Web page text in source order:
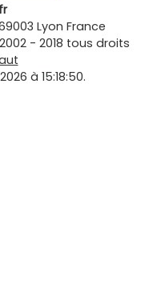
Lyon France
2002 - 2018 tous droits
à 15:18:50.